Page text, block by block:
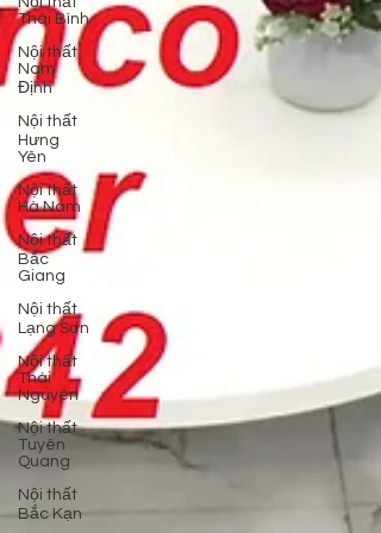
Thái Bình
Nội thất
Nam
Định
Nội thất
Hưng
Yên
Nội thất
Hà Nam
Nội thất
Bắc
Giang
Nội thất
Lạng Sơn
Nội thất
Thái
Nguyên
Nội thất
Tuyên
Quang
Nội thất
Bắc Kạn